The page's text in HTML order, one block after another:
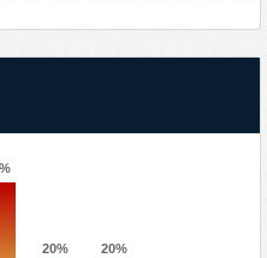
20% 20%